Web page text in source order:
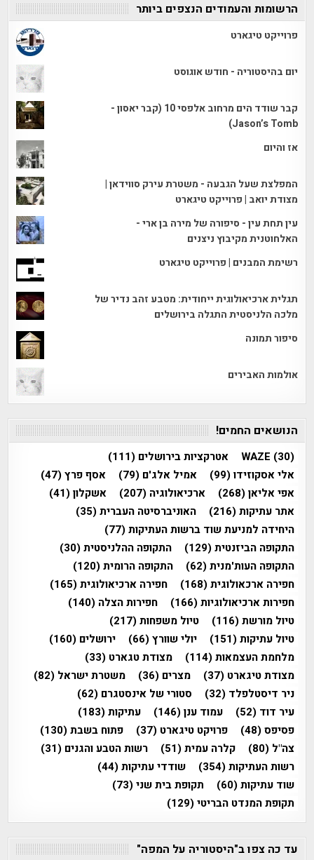
הרשומות והעמודים הנצפים ביותר
פרוייקט טיגארט
יום בהיסטוריה - חודש אוגוסט
קבר שודד הים מרחוב אלפסי 10 (קבר יאסון -
Jason’s Tomb)
אז והיום
המפלצת שעל הגבעה - משטרת עירק סווידאן |
מצודת יואב | פרוייקט טיגארט
עין תחת עין - סיפורה של מירה בן ארי -
האלחוטנית מקיבוץ ניצנים
רשימת המבנים | פרוייקט טיגארט
תגלית ארכיאולוגית ייחודית: מטבע זהב נדיר של
מלכה הלניסטית התגלה בירושלים
סיפור תמונה
אולמות האבירים
הנושאים החמים!
WAZE (30) אטרקציות בירושלים (111)
אלי אסקוזידו(99) אמיל אלג'ם (79) אסף פרץ(47)
אפי אליאן(268) ארכיאולוגיה (207) אשקלון(41)
אתר עתיקות(216) האוניברסיטה העברית(35)
היחידה למניעת שוד ברשות העתיקות(77)
התקופה הביזנטית(129) התקופה ההלניסטית(30)
התקופה העות'מנית(62) התקופה הרומית(120)
חפירה ארכאולוגית(168) חפירה ארכיאולוגית(165)
חפירות ארכיאולוגיות(166) חפירות הצלה (140)
טיול מורשת(116) טיול משפחות(217)
טיול עתיקות(151) יולי שוורץ(66) ירושלים (160)
מלחמת העצמאות(114) מצודת טגארט (33)
מצודת טיגארט (37) מצרים (36) משטרת ישראל (82)
ניר דיסטלפלד (32) סטורי של אינסטגרם (62)
עיר דוד (52) עמוד ענן(146) עתיקות(183)
פסיפס(48) פרויקט טיגארט (37) פתוח בשבת(130)
צה"ל (80) קלרה עמית(51) רשות הטבע והגנים (31)
רשות העתיקות(354) שודדי עתיקות(44)
שוד עתיקות(60) תקופת בית שני(73)
תקופת המנדט הבריטי(129)
עד כה צפו ב"היסטוריה על המפה"